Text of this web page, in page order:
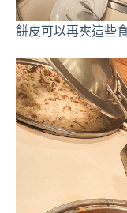
餅皮可以再夾這些